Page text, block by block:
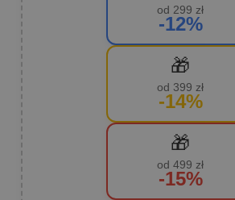
od 299 zł
-12%
🎁
od 399 zł
-14%
🎁
od 499 zł
-15%